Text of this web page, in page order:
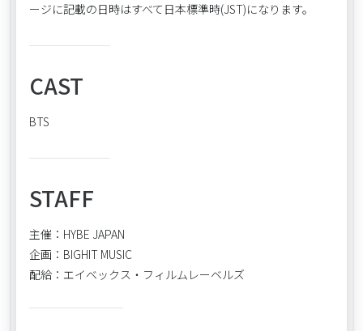
ージに記載の日時はすべて日本標準時(JST)になります。
CAST
BTS
STAFF
主催：HYBE JAPAN
企画：BIGHIT MUSIC
配給：エイベックス・フィルムレーベルズ